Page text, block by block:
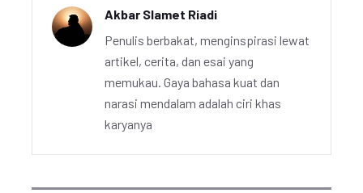
Akbar Slamet Riadi
Penulis berbakat, menginspirasi lewat
artikel, cerita, dan esai yang
memukau. Gaya bahasa kuat dan
narasi mendalam adalah ciri khas
karyanya